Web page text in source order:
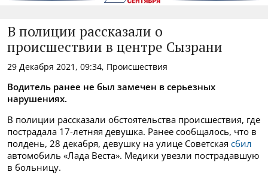
В полиции рассказали о
происшествии в центре Сызрани
29 Декабря 2021, 09:34, Происшествия
Водитель ранее не был замечен в серьезных
нарушениях.
В полиции рассказали обстоятельства происшествия, где
пострадала 17-летняя девушка. Ранее сообщалось, что в
полдень, 28 декабря, девушку на улице Советская сбил
автомобиль «Лада Веста». Медики увезли пострадавшую
в больницу.